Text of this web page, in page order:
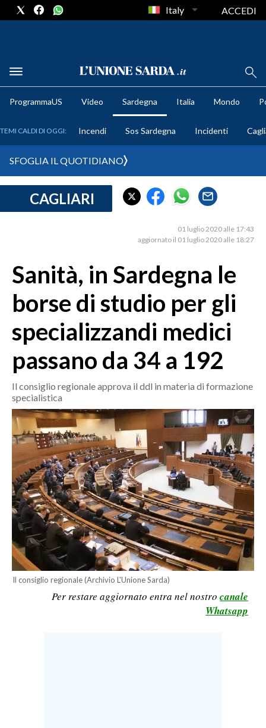
METEO
CRONACA SARDEGNA
MEDIO CAMPIDANO
ORISTANO E PROVINCIA
SASSARI E PROVINCIA
NUORO E PROVINCIA
OGLIASTRA
CRONACA
ITALIA
MONDO
POLITICA
ECONOMIA
SERVIZI ALLE IMPRESE
LAVORO
BANDI
SPORT IN SARDEGNA
Italy ACCEDI
ProgrammaUS Video Sardegna Italia Mondo
TEMI CALDI DI OGGI: Incendi Sos Sardegna Incidenti
SFOGLIA IL QUOTIDIANO
CAGLIARI
01 luglio 2020 alle 17:43
aggiornato il 01 luglio 2020 alle 18:27
Sanità, in Sardegna le
borse di studio per gli
specializzandi medici
passano da 34 a 192
Il consiglio regionale approva il ddl in materia di formazione
specialistica
Il consiglio regionale (Archivio L'Unione Sarda)
Per restare aggiornato entra nel nostro canale
Whatsapp